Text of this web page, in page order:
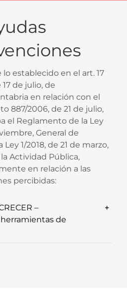
establecido en el art. 17
de julio, de
en relación con el
887/2006, de 21 de julio,
el Reglamento de la Ley
General de
1/2018, de 21 de marzo,
Actividad Pública,
en relación a las
percibidas:
–
de